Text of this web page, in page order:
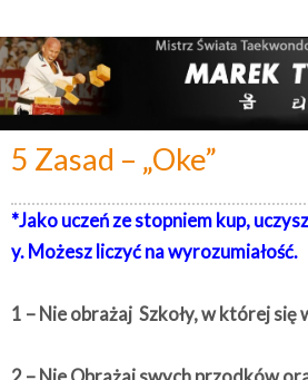
5 Zasad – „Oke”
*Jako uczeń ze stopniem kup,
y. Możesz liczyć na
1 – Nie obrażaj Szkoły, w której się